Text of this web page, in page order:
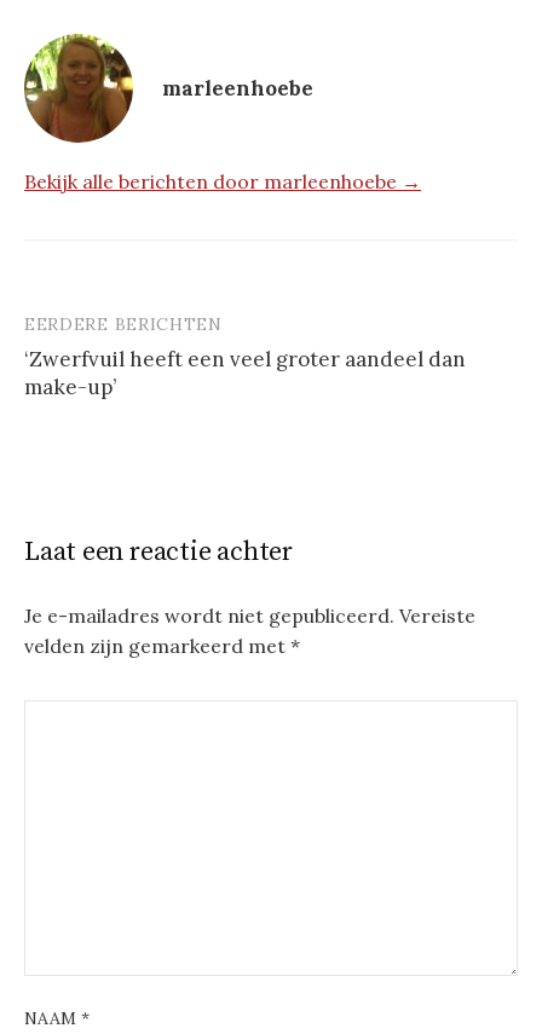
marleenhoebe
Bekijk alle berichten door marleenhoebe →
Berichtnavigatie
EERDERE BERICHTEN
‘Zwerfvuil heeft een veel groter aandeel dan
make-up’
Laat een reactie achter
Je e-mailadres wordt niet gepubliceerd. Vereiste
velden zijn gemarkeerd met *
NAAM *